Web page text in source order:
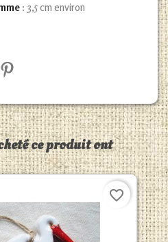
: 3,5 cm environ
ce produit ont
favorite_border